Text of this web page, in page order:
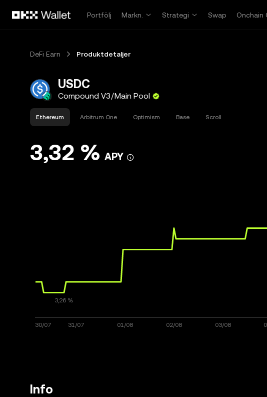
Portfölj
Markn. Strategi Swap Onchain
DeFi Earn Produktdetaljer
USDC
Compound V3/Main Pool
Ethereum Arbitrum One Optimism Base Scroll
3,32 % APY
Info